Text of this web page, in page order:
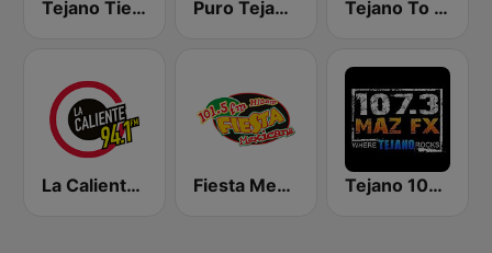
Tejano Tiempos Pasados Puro Tejano de Monclova Tejano To The Bone
La Caliente 94.1 FM | Monterrey Fiesta Mexicana 101.5 FM Tejano 107.3 Maz FX